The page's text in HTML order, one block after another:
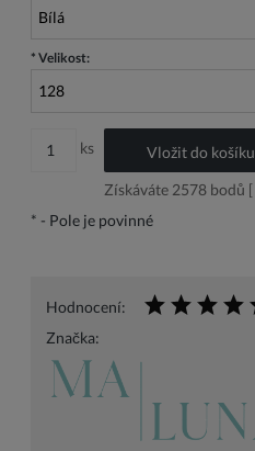
* Velikost:
ks
Vložit do košíku
Získáváte 2578bodů [
* - Pole je povinné
Hodnocení:
Značka: